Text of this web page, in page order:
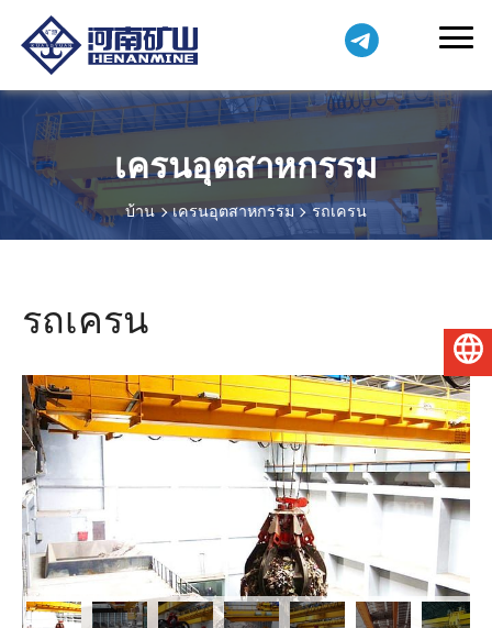
เครนอุตสาหกรรม
บ้าน เครนอุตสาหกรรม รถเครน
รถเครน ไทย